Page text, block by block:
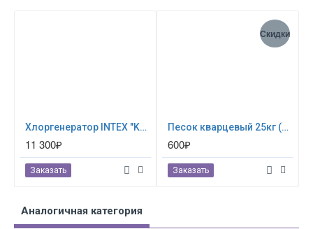
Хлоргенератор INTEX "Krystal Clear saltwater system" ; артикул 26668
11 300₽
Заказать
Скидки
Песок кварцевый 25кг (для песочных фильтр-насосов) 0024
600₽
Заказать
Аналогичная категория